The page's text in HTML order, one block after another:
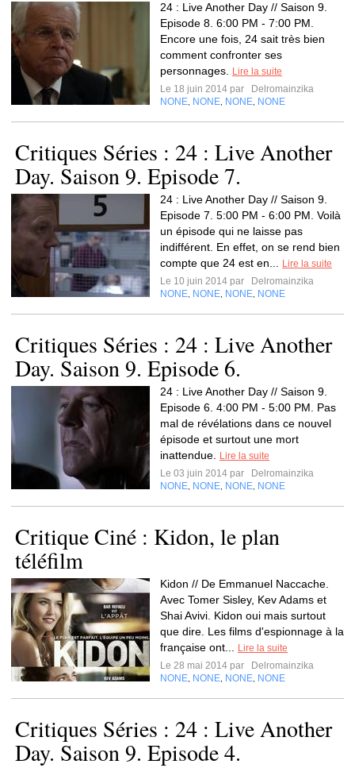
24 : Live Another Day // Saison 9.
Episode 8. 6:00 PM - 7:00 PM.
Encore une fois, 24 sait très bien
comment confronter ses
personnages.
Lire la suite
Le 18 juin 2014 par
Delromainzika
NONE NONE NONE NONE
Critiques Séries : 24 : Live Another
Day. Saison 9. Episode 7.
24 : Live Another Day // Saison 9.
Episode 7. 5:00 PM - 6:00 PM. Voilà
un épisode qui ne laisse pas
indifférent. En effet, on se rend bien
compte que 24 est en...
Lire la suite
Le 10 juin 2014 par
Delromainzika
NONE NONE NONE NONE
Critiques Séries : 24 : Live Another
Day. Saison 9. Episode 6.
24 : Live Another Day // Saison 9.
Episode 6. 4:00 PM - 5:00 PM. Pas
mal de révélations dans ce nouvel
épisode et surtout une mort
inattendue.
Lire la suite
Le 03 juin 2014 par
Delromainzika
NONE NONE NONE NONE
Critique Ciné : Kidon, le plan
téléfilm
Kidon // De Emmanuel Naccache.
Avec Tomer Sisley, Kev Adams et
Shai Avivi. Kidon oui mais surtout
que dire. Les films d'espionnage à la
française ont...
Lire la suite
Le 28 mai 2014 par
Delromainzika
NONE NONE NONE NONE
Critiques Séries : 24 : Live Another
Day. Saison 9. Episode 4.